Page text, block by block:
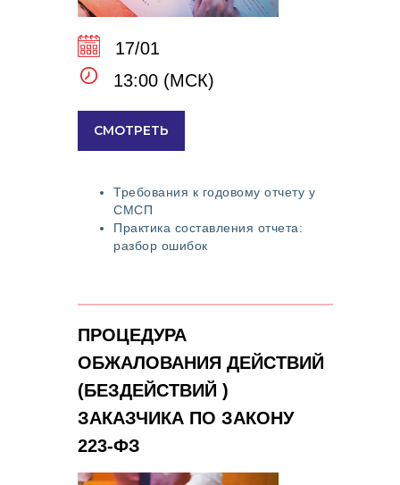
СМОТРЕТЬ
13:00 (МСК)
17/01
Требования к годовому отчету у
СМСП
Практика составления отчета:
разбор ошибок
ПРОЦЕДУРА
ОБЖАЛОВАНИЯ ДЕЙСТВИЙ
(БЕЗДЕЙСТВИЙ )
ЗАКАЗЧИКА ПО ЗАКОНУ
223-ФЗ